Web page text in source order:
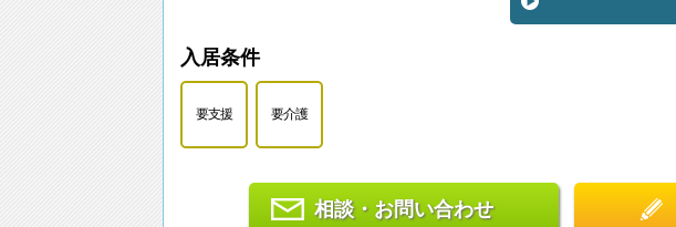
入居条件
要支援 要介護
相談・お問い合わせ